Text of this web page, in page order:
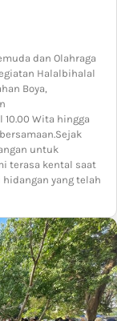
dan Olahraga
Halalbihalal
Boya,
Wita hingga
untuk
terasa kental saat
yang telah